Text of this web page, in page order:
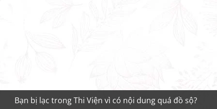
Bạn bị lạc trong Thi Viện vì có nội dung quá đồ sộ?